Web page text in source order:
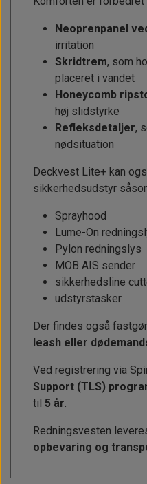
Neoprenpanel
irritation
Skridtrem, som
placeret i vandet
Honeycomb
høj slidstyrke
Refleksdetaljer,
nødsituation
Deckvest Lite+ kan
sikkerhedsudstyr
Sprayhood
Lume-On
Pylon redningslys
MOB AIS sender
sikkerhedsline
udstyrstasker
Der findes også
leash eller
Ved registrering via
Support (TLS)
til 5 år
Redningsvesten
opbevaring og